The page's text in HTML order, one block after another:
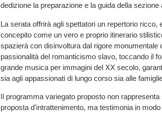
dedizione la preparazione e la guida della sezione
La serata offrirà agli spettatori un repertorio ricco,
concepito come un vero e proprio itinerario
spazierà con disinvoltura dal rigore monumentale
passionalità del romanticismo slavo, toccando il
grande musica per immagini del XX secolo,
sia agli appassionati di lungo corso sia alle
Il programma variegato proposto non
proposta d'intrattenimento, ma testimonia in